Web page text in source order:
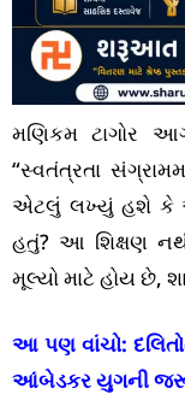
મણિકમ ટાગોર
“સ્વતંત્રતા
એટલું લખ્યું હશે કે એ
હતું? આ શિક્ષણ
મૂલ્યો માટે હોય છે,
આ પણ વાંચો:
આંબેડકર યુગની